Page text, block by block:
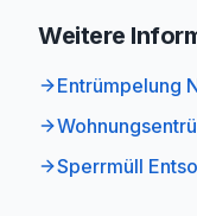
Weitere
Entrümpelung
Sperrmüll